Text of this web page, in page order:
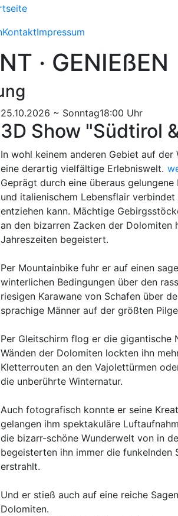
KontaktImpressum
· GENIEßEN
25.10.2026 ~ Sonntag18:00 Uhr
3D Show "Südtirol
In wohl keinem anderen Gebiet auf
eine derartig vielfältige Erlebniswelt.
Geprägt durch eine überaus
und italienischem Lebensflair
entziehen kann. Mächtige
an den bizarren Zacken der Dolomiten
Jahreszeiten begeistert.
Per Mountainbike fuhr er auf einen
winterlichen Bedingungen über den
riesigen Karawane von Schafen über
sprachige Männer auf der größten
Per Gleitschirm flog er die gigantische
Wänden der Dolomiten lockten ihn
Kletterrouten an den Vajolettürmen
die unberührte Winternatur.
Auch fotografisch konnte er seine
gelangen ihm spektakuläre
die bizarr-schöne Wunderwelt von in
begeisterten ihn immer die funkelnden
erstrahlt.
Und er stieß auch auf eine reiche
Dolomiten.